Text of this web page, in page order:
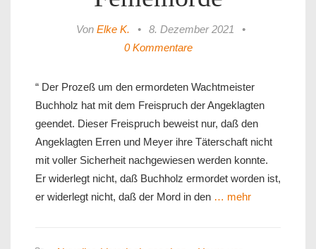
Von Elke K. • 8. Dezember 2021
•
0 Kommentare
“ Der Prozeß um den ermordeten Wachtmeister
Buchholz hat mit dem Freispruch der Angeklagten
geendet. Dieser Freispruch beweist nur, daß den
Angeklagten Erren und Meyer ihre Täterschaft nicht
mit voller Sicherheit nachgewiesen werden konnte.
Er widerlegt nicht, daß Buchholz ermordet worden ist,
er widerlegt nicht, daß der Mord in den … mehr